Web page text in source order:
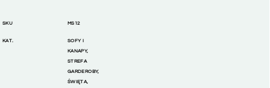
SKU MS12
KAT.
SOFY I
KANAPY,
STREFA
GARDEROBY,
ŚWIĘTA